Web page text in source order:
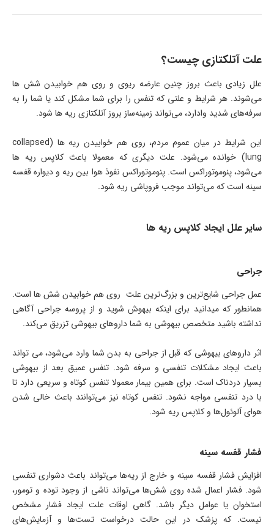
علت آتلکتازی چیست؟
علل زیادی باعث بروز چنین عارضه ریوی و روی هم خوابیدن شش ها
می‌شوند. هر شرایط و علتی که تنفس را برای شما مشکل کند یا شما را به
سرفه‌های شدید وادارد، می‌تواند زمینه‌ساز بروز آتلکتازی ریه ها شود.
این شرایط در میان عموم مردم، روی هم خوابیدن ریه ها (collapsed
lung) خوانده می‌شود. علت دیگری که معمولا باعث کلاپس ریه ها
می‌شود، پنوموتوراکس است. پنوموتوراکس نفوذ هوا بین ریه و دیواره قفسه
سینه است که می‌تواند موجب فروپاشی ریه شود.
سایر علل ایجاد کلاپس ریه ها
جراحی
عمل جراحی شایع‌ترین و بزرگ‌ترین علت روی هم خوابیدن شش ها است.
همانطور که میدانید برای اینکه بیهوش شوید و از پروسه جراحی آگاهی
نداشته باشید متخصص بیهوشی به شما داروهای بیهوشی تزریق می‌کند.
اثر داروهای بیهوشی که قبل از جراحی به بدن شما وارد می‌شود، می تواند
باعث ایجاد مشکلات تنفسی و سرفه شود. تنفس عمیق بعد از بیهوشی
بسیار دردناک است. برای همین بیمار معمولا تنفس کوتاه و سریعی دارد تا
با درد تنفسی مواجه نشود. تنفس کوتاه نیز می‌توانند باعث خالی شدن
هوای آلوئول‌ها و کلاپس ریه شود.
فشار قفسه سینه
افزایش فشار قفسه سینه و خارج از ریه‌ها می‌تواند باعث دشواری تنفسی
شود. فشار اعمال شده روی شش‌ها می‌تواند ناشی از وجود توده و تومور،
استخوان یا عوامل دیگر باشد. گاهی اوقات علت ایجاد فشار مشخص
نیست. که پزشک در این حالت درخواست تست‌ها و آزمایش‌های